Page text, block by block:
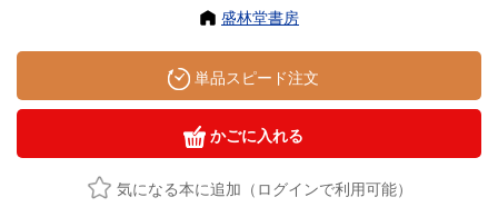
盛林堂書房
単品スピード注文
かごに入れる
気になる本に追加（ログインで利用可能）